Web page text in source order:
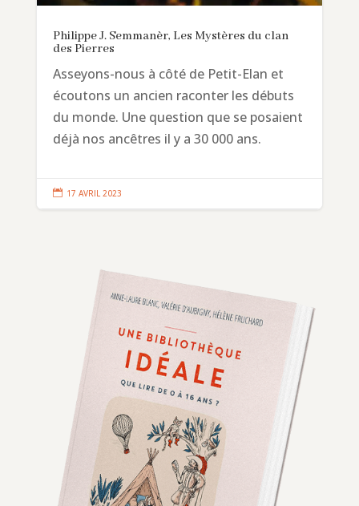
Philippe J. Semmanèr, Les Mystères du clan
des Pierres
Asseyons-nous à côté de Petit-Elan et
écoutons un ancien raconter les débuts
du monde. Une question que se posaient
déjà nos ancêtres il y a 30 000 ans.
 17 AVRIL 2023